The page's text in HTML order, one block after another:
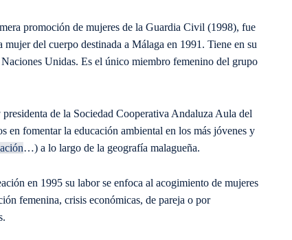
promoción de mujeres de la Guardia Civil (1998), fue
del cuerpo destinada a Málaga en 1991. Tiene en su
Unidas. Es el único miembro femenino del grupo
de la Sociedad Cooperativa Andaluza Aula del
en fomentar la educación ambiental en los más jóvenes y
…) a lo largo de la geografía malagueña.
en 1995 su labor se enfoca al acogimiento de mujeres
femenina, crisis económicas, de pareja o por